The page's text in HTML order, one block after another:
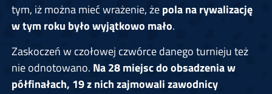
tym, iż można mieć wrażenie, żepola na rywalizację
w tym roku było wyjątkowo mało.
Zaskoczeń w czołowej czwórce danego turnieju też
nie odnotowano. Na 28 miejsc do obsadzenia w
półfinałach, 19 z nich zajmowali zawodnicy